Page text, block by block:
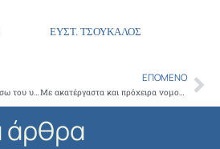
ΕΥΣΤ. ΤΣΟΥΚΑΛΟΣ
Το ξεπούλημα της Π.Φ.Υ. μέσω του υπουργείου οικονομικών
ΕΠΌΜΕΝΟ
Με ακατέργαστα και πρόχειρα νομοθετήματα το Υ.Υ.Κ.Α, επιταχύνει την κατάρρευση του Εθνικού Συστήματος Υγείας
άρθρα